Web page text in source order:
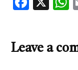
Leave a